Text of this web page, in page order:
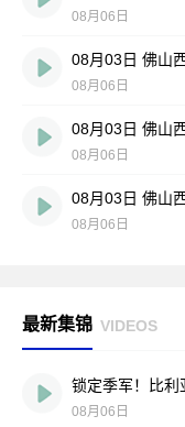
08月06日
08月06日
08月06日
08月06日
最新集锦 VIDEOS
08月06日